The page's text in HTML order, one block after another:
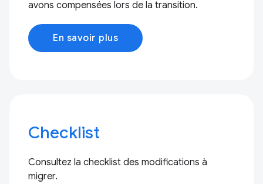
avons compensées lors de la transition.
En savoir plus
Checklist
Consultez la checklist des modifications à
migrer.